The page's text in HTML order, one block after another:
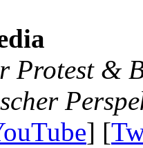
Protest &
] [